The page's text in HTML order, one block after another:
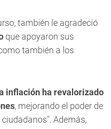
también le agradeció
que apoyaron sus
también a los
inflación ha revalorizado
, mejorando el poder de
Además,